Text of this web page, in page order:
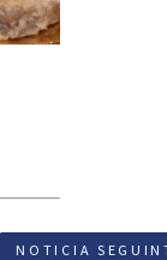
NOTICIA